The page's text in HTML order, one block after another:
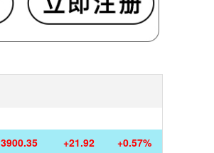
3900.35 +21.92 +0.57%